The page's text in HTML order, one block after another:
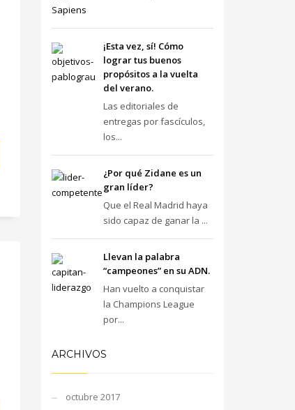
¡Esta vez, sí! Cómo
lograr tus buenos
propósitos a la vuelta
del verano.
Las editoriales de
entregas por fascículos,
los...
¿Por qué Zidane es un
gran líder?
Que el Real Madrid haya
sido capaz de ganar la ...
Llevan la palabra
“campeones” en su ADN.
Han vuelto a conquistar
la Champions League
por...
ARCHIVOS
octubre 2017